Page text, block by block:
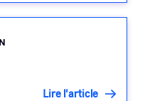
Lire l'article